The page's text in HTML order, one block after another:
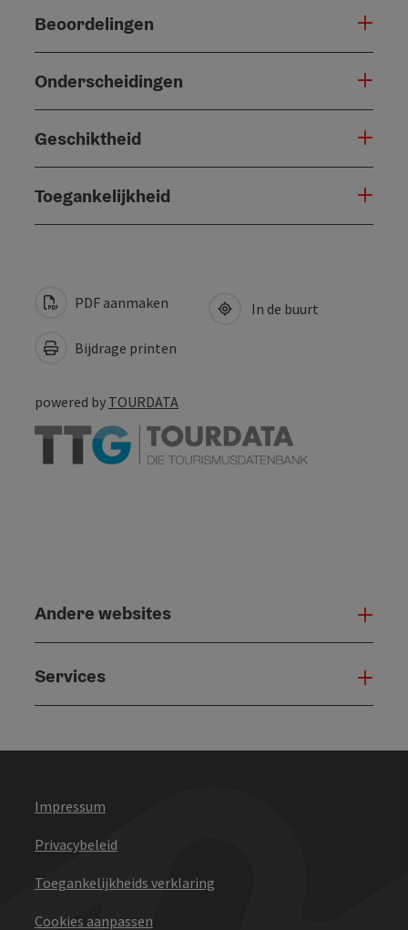
Beoordelingen
Onderscheidingen
Geschiktheid
Toegankelijkheid
PDF aanmaken
Bijdrage printen
In de buurt
powered by TOURDATA
Andere websites
Services
Impressum
Privacybeleid
Toegankelijkheids verklaring
Cookies aanpassen